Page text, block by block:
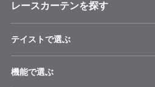
レースカーテンを探す
テイストで選ぶ
機能で選ぶ